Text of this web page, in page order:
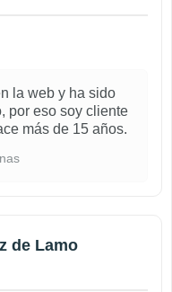
la web y ha sido
por eso soy cliente
más de 15 años.
de Lamo